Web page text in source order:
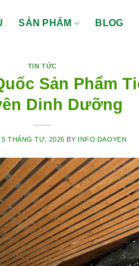
SẢN PHẨM BLOG
TIN TỨC
Sản Phẩm
Dinh Dưỡng
5 THÁNG TƯ, 2026 BY INFO.DAOYEN